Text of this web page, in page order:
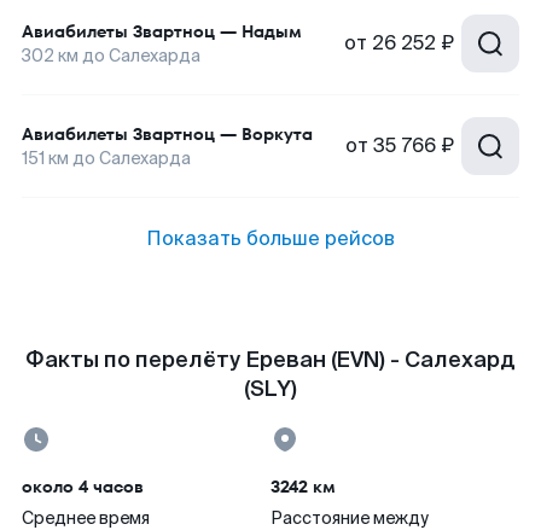
Авиабилеты Звартноц — Надым
302 км до Салехарда от 26 252 ₽
Авиабилеты Звартноц — Воркута
151 км до Салехарда от 35 766 ₽
Показать больше рейсов
Факты по перелёту Ереван (EVN) - Салехард
(SLY)
около 4 часов
Среднее время
3242 км
Расстояние между